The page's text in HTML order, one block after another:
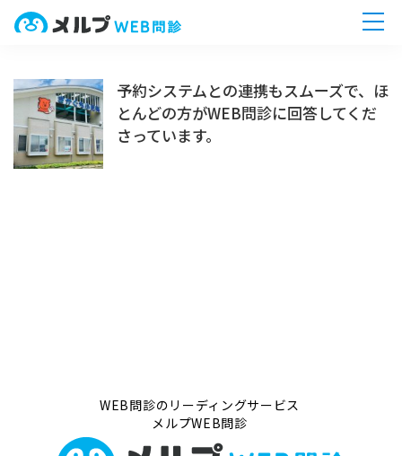
ホーム
機能一覧
予約システムとの連携もスムーズで、ほ
とんどの方がWEB問診に回答してくだ
さっています。
WEB問診のリーディングサービス
メルプWEB問診